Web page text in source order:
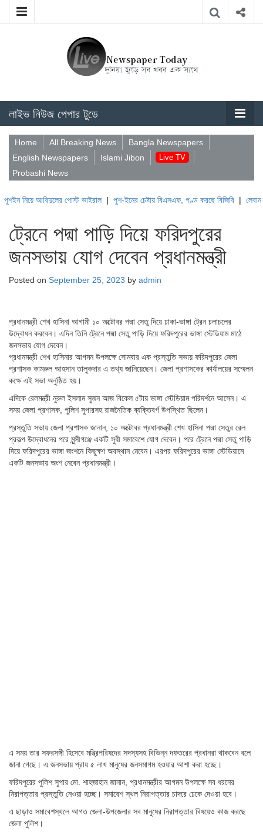
লাইভ নিউজ পেপার টুডে
Home All Breaking News
Bangla Newspapers
English Newspapers
Islami Jibon Live TV
Probashi News
আবিদুলের পোস্ট ভাইরাল| পুশ-ইনের চেষ্টায় বিএসএফ, পণ্ড করছে বিজিবি|লেবাননের
ট্রেনে পদ্মা পাড়ি দিয়ে ফরিদপুরের
জনসভায় যোগ দেবেন প্রধানমন্ত্রী
Posted on September 25, 2023 by admin
প্রধানমন্ত্রী শেখ হাসিনা আগামী ১০ অক্টোবর পদ্মা সেতু দিয়ে ঢাকা-ভাঙ্গা ট্রেন চলাচলের
উদ্বোধন করবেন। এদিন তিনি ট্রেনে পদ্মা সেতু পাড়ি দিয়ে ফরিদপুরের ভাঙ্গা স্টেডিয়াম মাঠে
জনসভায় যোগ দেবেন।
প্রধানমন্ত্রী শেখ হাসিনার আগমন উপলক্ষে সোমবার এক প্রস্তুতি সভায় ফরিদপুরের জেলা
প্রশাসক কামরুল আহসান তালুকদার এ তথ্য জানিয়েছেন। জেলা প্রশাসকের কার্যালয়ের সম্মেলন
কক্ষে এই সভা অনুষ্ঠিত হয়।
এদিকে রেলমন্ত্রী নুরুল ইসলাম সুজন আজ বিকেল ৫টায় ভাঙ্গা স্টেডিয়াম পরিদর্শনে আসেন। এ
সময় জেলা প্রশাসক, পুলিশ সুপারসহ রাজনৈতিক ব্যক্তিবর্গ উপস্থিত ছিলেন।
প্রস্তুতি সভায় জেলা প্রশাসক জানান, ১০ অক্টোবর প্রধানমন্ত্রী শেখ হাসিনা পদ্মা সেতুর রেল
প্রকল্প উদ্বোধনের পরে মুন্সীগঞ্জে একটি সুধী সমাবেশে যোগ দেবেন। পরে ট্রেনে পদ্মা সেতু পাড়ি
দিয়ে ফরিদপুরের ভাঙ্গা জংশনে কিছুক্ষণ অবস্থান নেবেন। এরপর ফরিদপুরের ভাঙ্গা স্টেডিয়ামে
একটি জনসভায় অংশ নেবেন প্রধানমন্ত্রী।
এ সময় তার সফরসঙ্গী হিসেবে মন্ত্রিপরিষদের সদস্যসহ বিভিন্ন দফতরের প্রধানরা থাকবেন বলে
জানা গেছে। এ জনসভায় প্রায় ৫ লাখ মানুষের জনসমাগম হওয়ার আশা করা হচ্ছে।
ফরিদপুরের পুলিশ সুপার মো. শাহজাহান জানান, প্রধানমন্ত্রীর আগমন উপলক্ষে সব ধরনের
নিরাপত্তার প্রস্তুতি নেওয়া হচ্ছে। সমাবেশ স্থল নিরাপত্তার চাদরে ঢেকে দেওয়া হবে।
এ ছাড়াও সমাবেশস্থলে আগত জেলা-উপজেলার সব মানুষের নিরাপত্তার বিষয়েও কাজ করছে
জেলা পুলিশ।